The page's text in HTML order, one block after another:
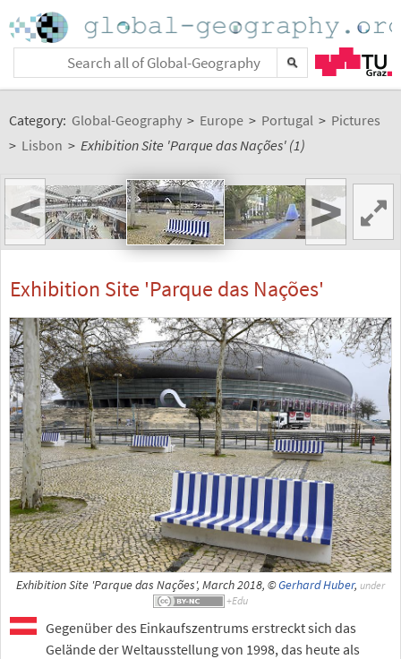
Category: Global-Geography > Europe > Portugal > Pictures
> Lisbon > Exhibition Site 'Parque das Nações' (1)
< >
Exhibition Site 'Parque das Nações'
Exhibition Site 'Parque das Nações', March 2018, ©Gerhard Huber, under
Gegenüber des Einkaufszentrums erstreckt sich das
Gelände der Weltausstellung von 1998, das heute als